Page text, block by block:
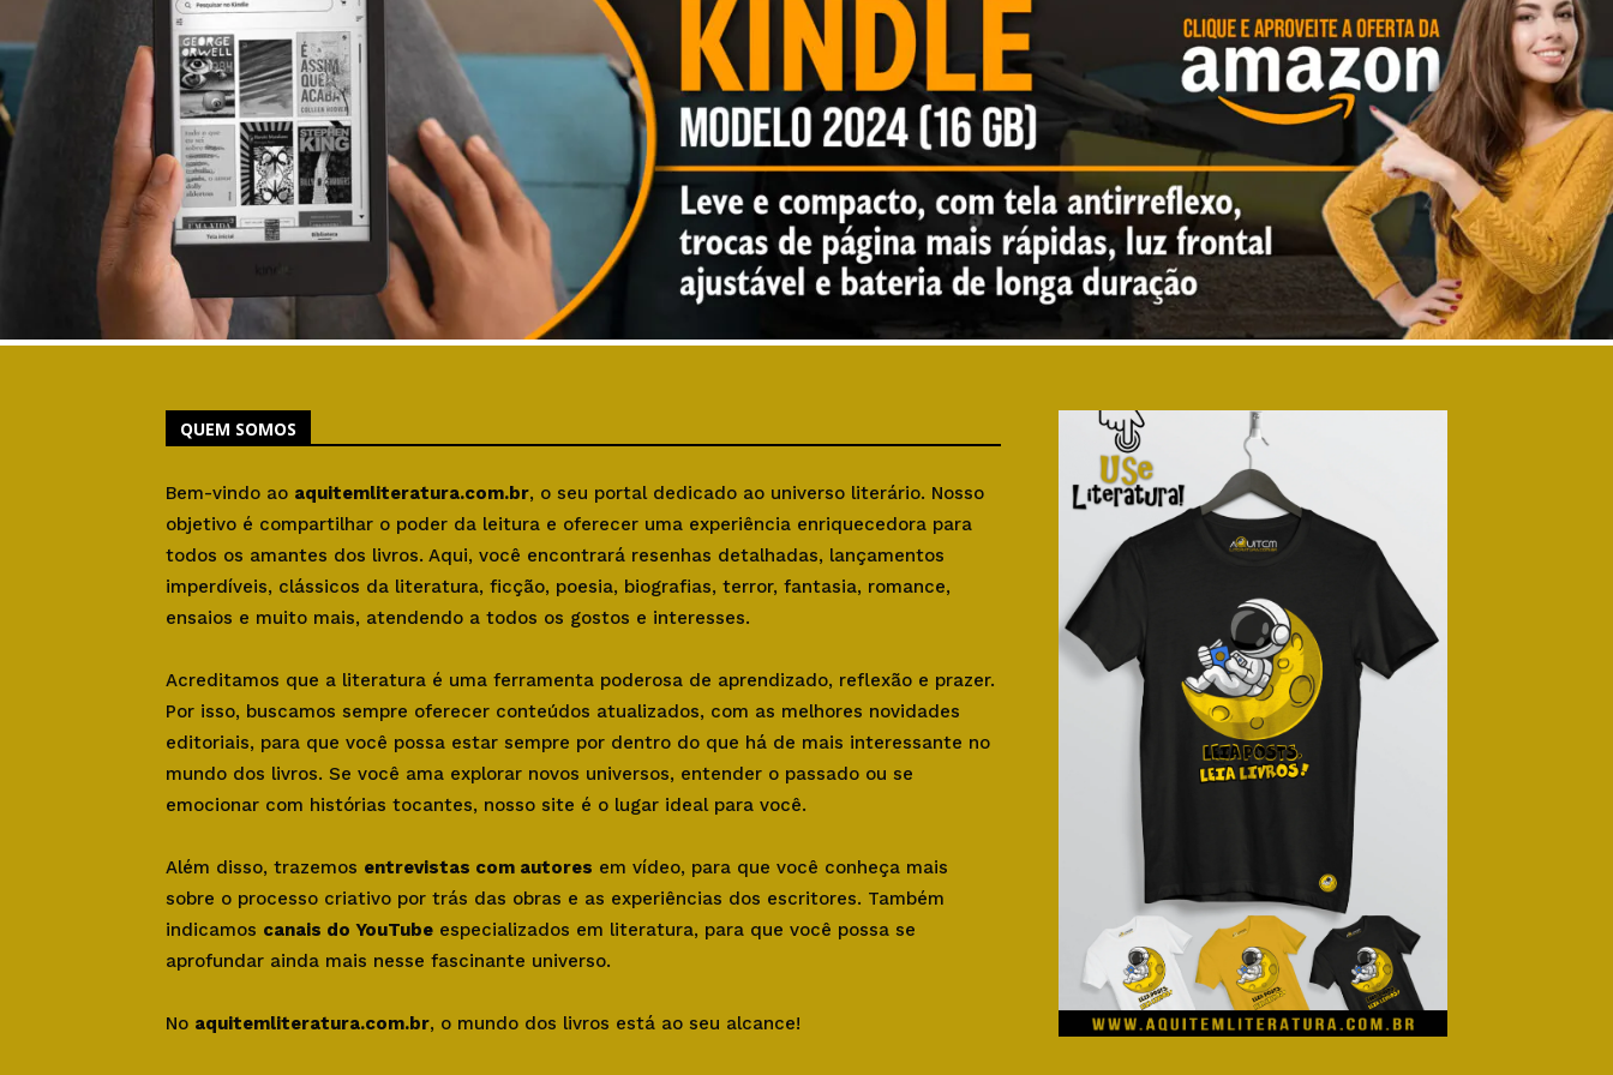
QUEM SOMOS
Bem-vindo ao aquitemliteratura.com.br, o seu portal dedicado ao universo literário. Nosso
objetivo é compartilhar o poder da leitura e oferecer uma experiência enriquecedora para
todos os amantes dos livros. Aqui, você encontrará resenhas detalhadas, lançamentos
imperdíveis, clássicos da literatura, ficção, poesia, biografias, terror, fantasia, romance,
ensaios e muito mais, atendendo a todos os gostos e interesses.
Acreditamos que a literatura é uma ferramenta poderosa de aprendizado, reflexão e prazer.
Por isso, buscamos sempre oferecer conteúdos atualizados, com as melhores novidades
editoriais, para que você possa estar sempre por dentro do que há de mais interessante no
mundo dos livros. Se você ama explorar novos universos, entender o passado ou se
emocionar com histórias tocantes, nosso site é o lugar ideal para você.
Além disso, trazemos entrevistas com autores em vídeo, para que você conheça mais
sobre o processo criativo por trás das obras e as experiências dos escritores. Também
indicamos canais do YouTube especializados em literatura, para que você possa se
aprofundar ainda mais nesse fascinante universo.
No aquitemliteratura.com.br, o mundo dos livros está ao seu alcance!